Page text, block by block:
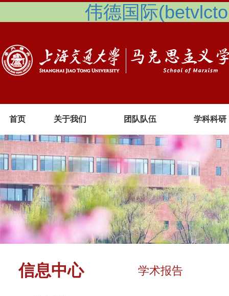
伟德国际
首页 关于我们 团队队伍 学科科研
信息中心 学术报告